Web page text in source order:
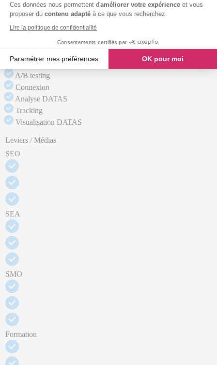
Ces données nous permettent d'améliorer votre expérience et vous
proposer du contenu adapté à ce que vous recherchez.
Lire la politique de confidentialité
Consentements certifiés par
Paramétrer mes préférences OK pour moi
Axeptio consent
Plateforme de Gestion du Consentement : Personnalisez vos
Notre plateforme vous permet d'adapter et de gérer vos
SMO
Formation
Inbound
Marketing automation
A/B testing
Connexion
Analyse DATAS
Tracking
Visualisation DATAS
Leviers / Médias
SEO
SEA
SMO
Formation